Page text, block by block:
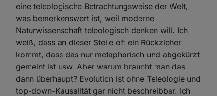
eine teleologische Betrachtungsweise der Welt,
was bemerkenswert ist, weil moderne
Naturwissenschaft teleologisch denken will. Ich
weiß, dass an dieser Stelle oft ein Rückzieher
kommt, dass das nur metaphorisch und abgekürzt
gemeint ist usw. Aber warum braucht man das
dann überhaupt? Evolution ist ohne Teleologie und
top-down-Kausalität gar nicht beschreibbar. Ich